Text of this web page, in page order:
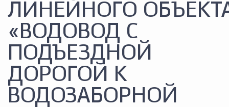
ЛИНЕЙНОГО
«ВОДОВОД С
ПОДЪЕЗДНОЙ
ДОРОГОЙ К
ВОДОЗАБОРНОЙ